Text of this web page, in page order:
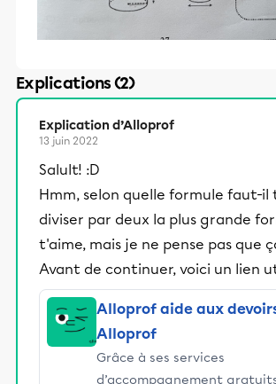
Explications (2)
Explication d’Alloprof
13 juin 2022
Salult! :D
Hmm, selon quelle formule faut-il
diviser par deux la plus grande
t'aime, mais je ne pense pas que
Avant de continuer, voici un lien
Alloprof aide aux
Alloprof
Grâce à ses services
d’accompagnement